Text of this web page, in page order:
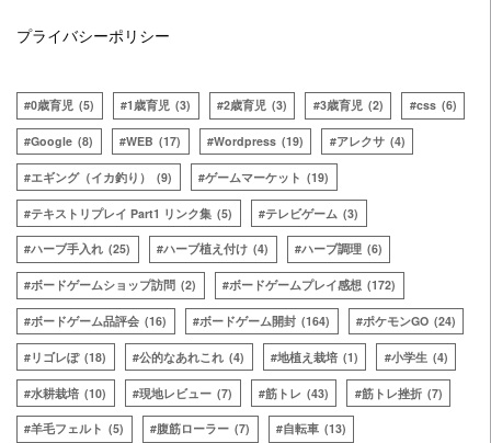
プライバシーポリシー
0歳育児 (5) 1歳育児 (3) 2歳育児 (3) 3歳育児 (2) css (6)
Google (8) WEB (17) Wordpress (19) アレクサ (4)
エギング（イカ釣り） (9) ゲームマーケット (19)
テキストリプレイ Part1 リンク集 (5) テレビゲーム (3)
ハーブ手入れ (25) ハーブ植え付け (4) ハーブ調理 (6)
ボードゲームショップ訪問 (2) ボードゲームプレイ感想 (172)
ボードゲーム品評会 (16) ボードゲーム開封 (164) ポケモンGO (24)
リゴレぽ (18) 公的なあれこれ (4) 地植え栽培 (1) 小学生 (4)
水耕栽培 (10) 現地レビュー (7) 筋トレ (43) 筋トレ挫折 (7)
羊毛フェルト (5) 腹筋ローラー (7) 自転車 (13)